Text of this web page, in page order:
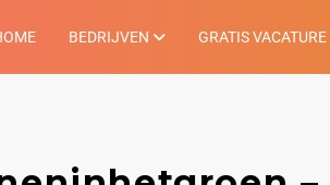
BEDRIJVEN GRATIS